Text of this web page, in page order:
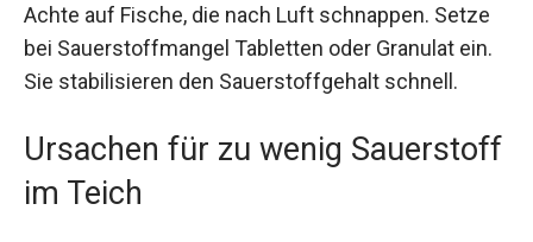
Achte auf Fische, die nach Luft schnappen. Setze
bei Sauerstoffmangel Tabletten oder Granulat ein.
Sie stabilisieren den Sauerstoffgehalt schnell.
Ursachen für zu wenig Sauerstoff
im Teich